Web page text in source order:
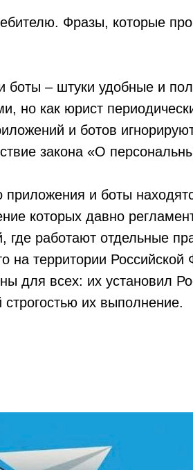
Фразы, которые
боты – штуки удобные и
но как юрист
и ботов
закона «О
приложения и боты
которых давно
где работают отдельные
на территории Российской
для всех: их установил
их выполнение.